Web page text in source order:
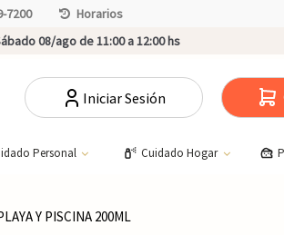
7200
Horarios
08/ago de 11:00 a 12:00 hs
Iniciar Sesión
Personal Cuidado Hogar
Y PISCINA 200ML